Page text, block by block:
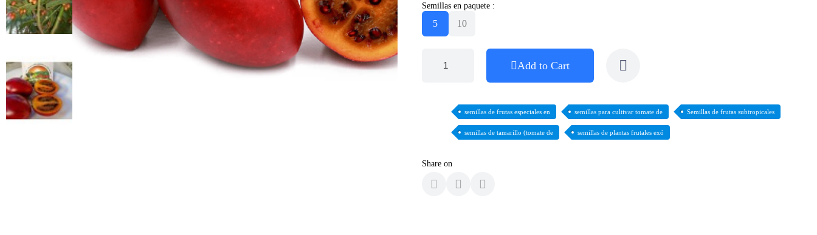
Semillas en paquete :
5 10
Add to Cart
semillas de frutas especiales en semillas para cultivar tomate de Semillas de frutas subtropicales
semillas de tamarillo (tomate de semillas de plantas frutales exó
Share on